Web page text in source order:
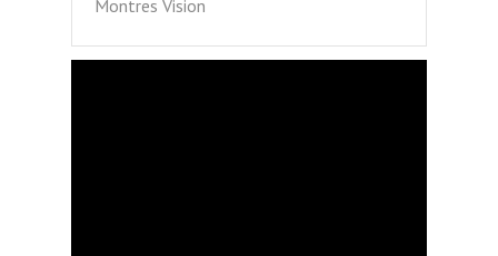
Montres Vision